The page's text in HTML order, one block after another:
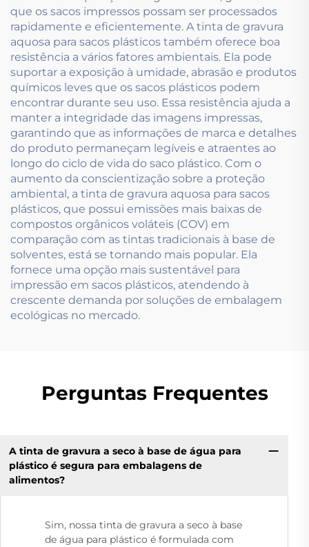
que os sacos impressos possam ser processados
rapidamente e eficientemente. A tinta de gravura
aquosa para sacos plásticos também oferece boa
resistência a vários fatores ambientais. Ela pode
suportar a exposição à umidade, abrasão e produtos
químicos leves que os sacos plásticos podem
encontrar durante seu uso. Essa resistência ajuda a
manter a integridade das imagens impressas,
garantindo que as informações de marca e detalhes
do produto permaneçam legíveis e atraentes ao
longo do ciclo de vida do saco plástico. Com o
aumento da conscientização sobre a proteção
ambiental, a tinta de gravura aquosa para sacos
plásticos, que possui emissões mais baixas de
compostos orgânicos voláteis (COV) em
comparação com as tintas tradicionais à base de
solventes, está se tornando mais popular. Ela
fornece uma opção mais sustentável para
impressão em sacos plásticos, atendendo à
crescente demanda por soluções de embalagem
ecológicas no mercado.
Perguntas Frequentes
A tinta de gravura a seco à base de água para
plástico é segura para embalagens de
alimentos?
Sim, nossa tinta de gravura a seco à base
de água para plástico é formulada com